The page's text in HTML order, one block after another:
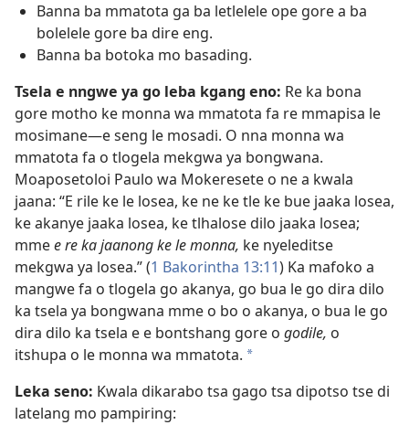
Banna ba mmatota ga ba letlelele ope gore a ba
bolelele gore ba dire eng.
Banna ba botoka mo basading.
Tsela e nngwe ya go leba kgang eno: Re ka bona
gore motho ke monna wa mmatota fa re mmapisa le
mosimane—e seng le mosadi. O nna monna wa
mmatota fa o tlogela mekgwa ya bongwana.
Moaposetoloi Paulo wa Mokeresete o ne a kwala
jaana: “E rile ke le losea, ke ne ke tle ke bue jaaka losea,
ke akanye jaaka losea, ke tlhalose dilo jaaka losea;
mmee re ka jaanong ke le monna, ke nyeleditse
mekgwa ya losea.” (1 Bakorintha 13:11) Ka mafoko a
mangwe fa o tlogela go akanya, go bua le go dira dilo
ka tsela ya bongwana mme o bo o akanya, o bua le go
dira dilo ka tsela e e bontshang gore o godile, o
itshupa o le monna wa mmatota. *
Leka seno: Kwala dikarabo tsa gago tsa dipotso tse di
latelang mo pampiring: